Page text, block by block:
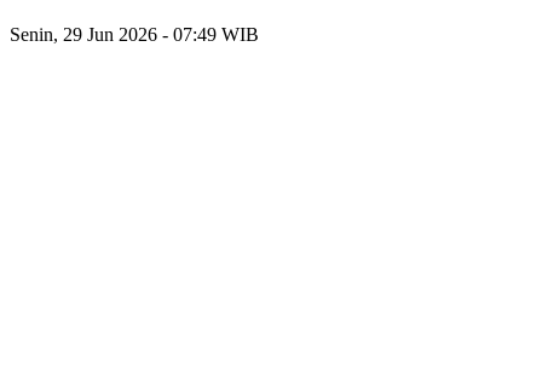
Senin, 29 Jun 2026 - 07:49 WIB